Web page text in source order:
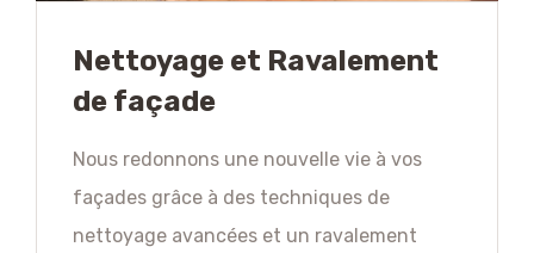
Nettoyage et Ravalement
de façade
Nous redonnons une nouvelle vie à vos
façades grâce à des techniques de
nettoyage avancées et un ravalement